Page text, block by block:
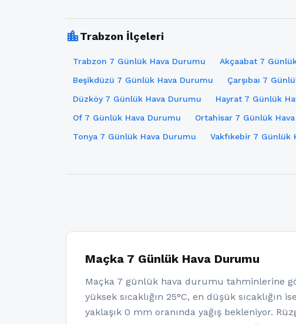
location_cityTrabzon İlçeleri
Trabzon 7 Günlük Hava Durumu Akçaabat 7
Beşikdüzü 7 Günlük Hava Durumu
Çarşıbaı 7
Düzköy 7 Günlük Hava Durumu
Hayrat 7 Günlük
Of 7 Günlük Hava Durumu
Ortahisar 7 Günlük
Tonya 7 Günlük Hava Durumu
Vakfıkebir 7 Günlük
Maçka 7 Günlük Hava Durumu
Maçka 7 günlük hava durumu tahminlerine
yüksek sıcaklığın 25°C, en düşük
yaklaşık 0 mm oranında yağış bekleniyor.